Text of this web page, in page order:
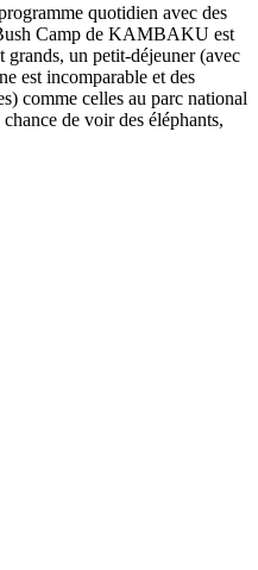
quotidien avec des
Camp de KAMBAKU est
grands, un petit-déjeuner (avec
est incomparable et des
comme celles au parc national
de voir des éléphants,